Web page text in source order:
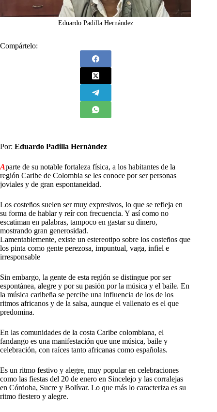
Eduardo Padilla Hernández
Compártelo:
Por: Eduardo Padilla Hernández
Aparte de su notable fortaleza física, a los habitantes de la
región Caribe de Colombia se les conoce por ser personas
joviales y de gran espontaneidad.
Los costeños suelen ser muy expresivos, lo que se refleja en
su forma de hablar y reír con frecuencia. Y así como no
escatiman en palabras, tampoco en gastar su dinero,
mostrando gran generosidad.
Lamentablemente, existe un estereotipo sobre los costeños que
los pinta como gente perezosa, impuntual, vaga, infiel e
irresponsable
Sin embargo, la gente de esta región se distingue por ser
espontánea, alegre y por su pasión por la música y el baile. En
la música caribeña se percibe una influencia de los de los
ritmos africanos y de la salsa, aunque el vallenato es el que
predomina.
En las comunidades de la costa Caribe colombiana, el
fandango es una manifestación que une música, baile y
celebración, con raíces tanto africanas como españolas.
Es un ritmo festivo y alegre, muy popular en celebraciones
como las fiestas del 20 de enero en Sincelejo y las corralejas
en Córdoba, Sucre y Bolívar. Lo que más lo caracteriza es su
ritmo fiestero y alegre.